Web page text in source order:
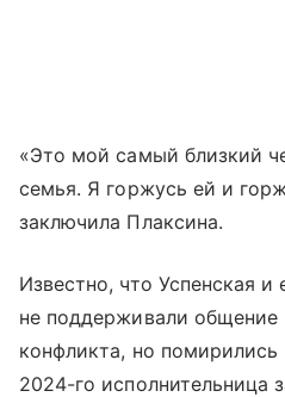
«Это мой самый близкий
семья. Я горжусь ей и
заключила Плаксина.
Известно, что Успенская и
не поддерживали общение
конфликта, но помирились
2024-го исполнительница